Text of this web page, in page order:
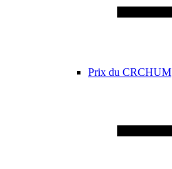
Prix du CRCHUM